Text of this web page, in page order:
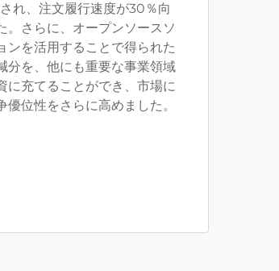
れ、注文履行速度が30％向
。さらに、オープンソースソ
ンを活用することで得られた
分を、他にも重要な事業領域
に充てることができ、市場に
優位性をさらに高めました。